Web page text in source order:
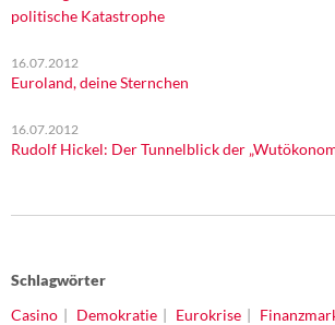
politische Katastrophe
16.07.2012
Euroland, deine Sternchen
16.07.2012
Rudolf Hickel: Der Tunnelblick der
Schlagwörter
Casino
Demokratie Eurokrise